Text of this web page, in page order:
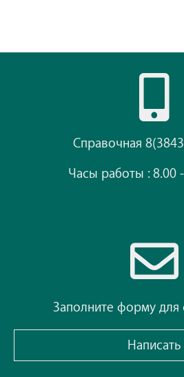
Справочная
Часы работы : 8.00
Заполните форму для
Написать